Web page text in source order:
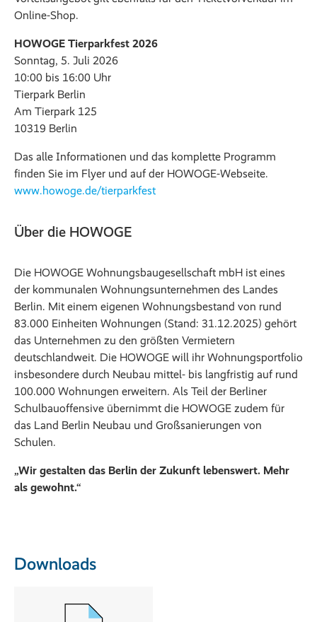
Online-Shop.
HOWOGE Tierparkfest 2026
Sonntag, 5. Juli 2026
10:00 bis 16:00 Uhr
Tierpark Berlin
Am Tierpark 125
10319 Berlin
Das alle Informationen und das komplette Programm
finden Sie im Flyer und auf der HOWOGE-Webseite.
www.howoge.de/tierparkfest
Über die HOWOGE
Die HOWOGE Wohnungsbaugesellschaft mbH ist eines
der kommunalen Wohnungsunternehmen des Landes
Berlin. Mit einem eigenen Wohnungsbestand von rund
83.000 Einheiten Wohnungen (Stand: 31.12.2025) gehört
das Unternehmen zu den größten Vermietern
deutschlandweit. Die HOWOGE will ihr Wohnungsportfolio
insbesondere durch Neubau mittel- bis langfristig auf rund
100.000 Wohnungen erweitern. Als Teil der Berliner
Schulbauoffensive übernimmt die HOWOGE zudem für
das Land Berlin Neubau und Großsanierungen von
Schulen.
„Wir gestalten das Berlin der Zukunft lebenswert. Mehr
als gewohnt.“
Downloads